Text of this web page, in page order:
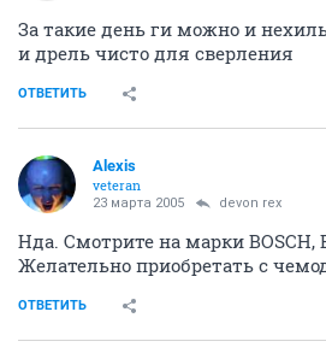
За такие день ги можно и
и дрель чисто для сверления
ОТВЕТИТЬ
Alexis
veteran
23 марта 2005 devon rex
Нда. Смотрите на марки BOSCH,
Желательно приобретать с
ОТВЕТИТЬ